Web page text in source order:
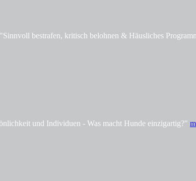
bestrafen, kritisch belohnen & Häusliches
und Individuen - Was macht Hunde einzigartig?"